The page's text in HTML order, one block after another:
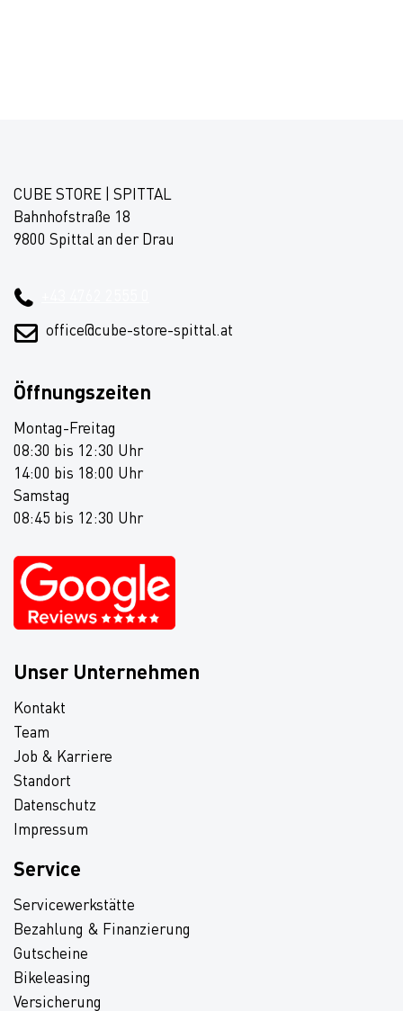
CUBE STORE | SPITTAL
Bahnhofstraße 18
9800 Spittal an der Drau
office@cube-store-spittal.at
Öffnungszeiten
Montag-Freitag
08:30 bis 12:30 Uhr
14:00 bis 18:00 Uhr
Samstag
08:45 bis 12:30 Uhr
Unser Unternehmen
Kontakt
Team
Job & Karriere
Standort
Datenschutz
Impressum
Service
Servicewerkstätte
Bezahlung & Finanzierung
Gutscheine
Bikeleasing
Versicherung